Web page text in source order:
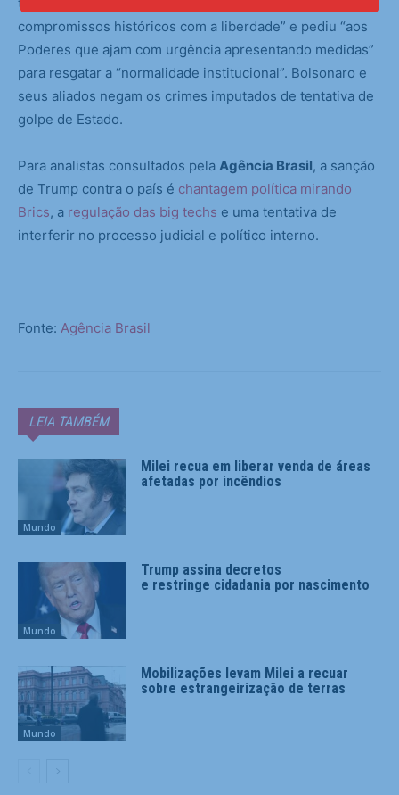
tarifa é resultado do afastamento do Brasil “dos seus
compromissos históricos com a liberdade” e pediu “aos
Poderes que ajam com urgência apresentando medidas”
para resgatar a “normalidade institucional”. Bolsonaro e
seus aliados negam os crimes imputados de tentativa de
golpe de Estado.
Para analistas consultados pela Agência Brasil, a sanção
de Trump contra o país é chantagem política mirando
Brics, a regulação das big techs e uma tentativa de
interferir no processo judicial e político interno.
Fonte: Agência Brasil
LEIA TAMBÉM
Mundo
Milei recua em liberar venda de áreas
afetadas por incêndios
Mundo
Trump assina decretos
e restringe cidadania por nascimento
Mundo
Mobilizações levam Milei a recuar
sobre estrangeirização de terras